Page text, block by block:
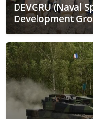
DEVGRU (Naval
Development